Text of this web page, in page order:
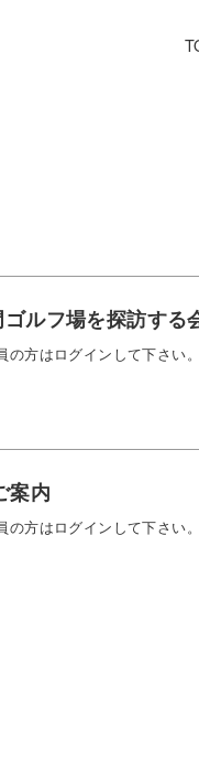
ルフ場を探訪する
方はログインして下さい。
案内
方はログインして下さい。